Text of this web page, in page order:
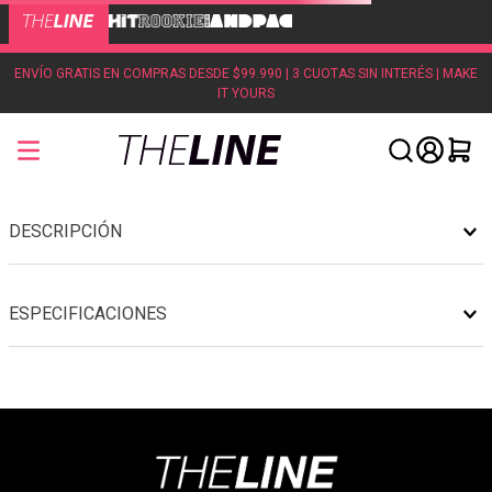
ENVÍO GRATIS EN COMPRAS DESDE $99.990 | 3 CUOTAS SIN INTERÉS | MAKE
IT YOURS
DESCRIPCIÓN
ESPECIFICACIONES